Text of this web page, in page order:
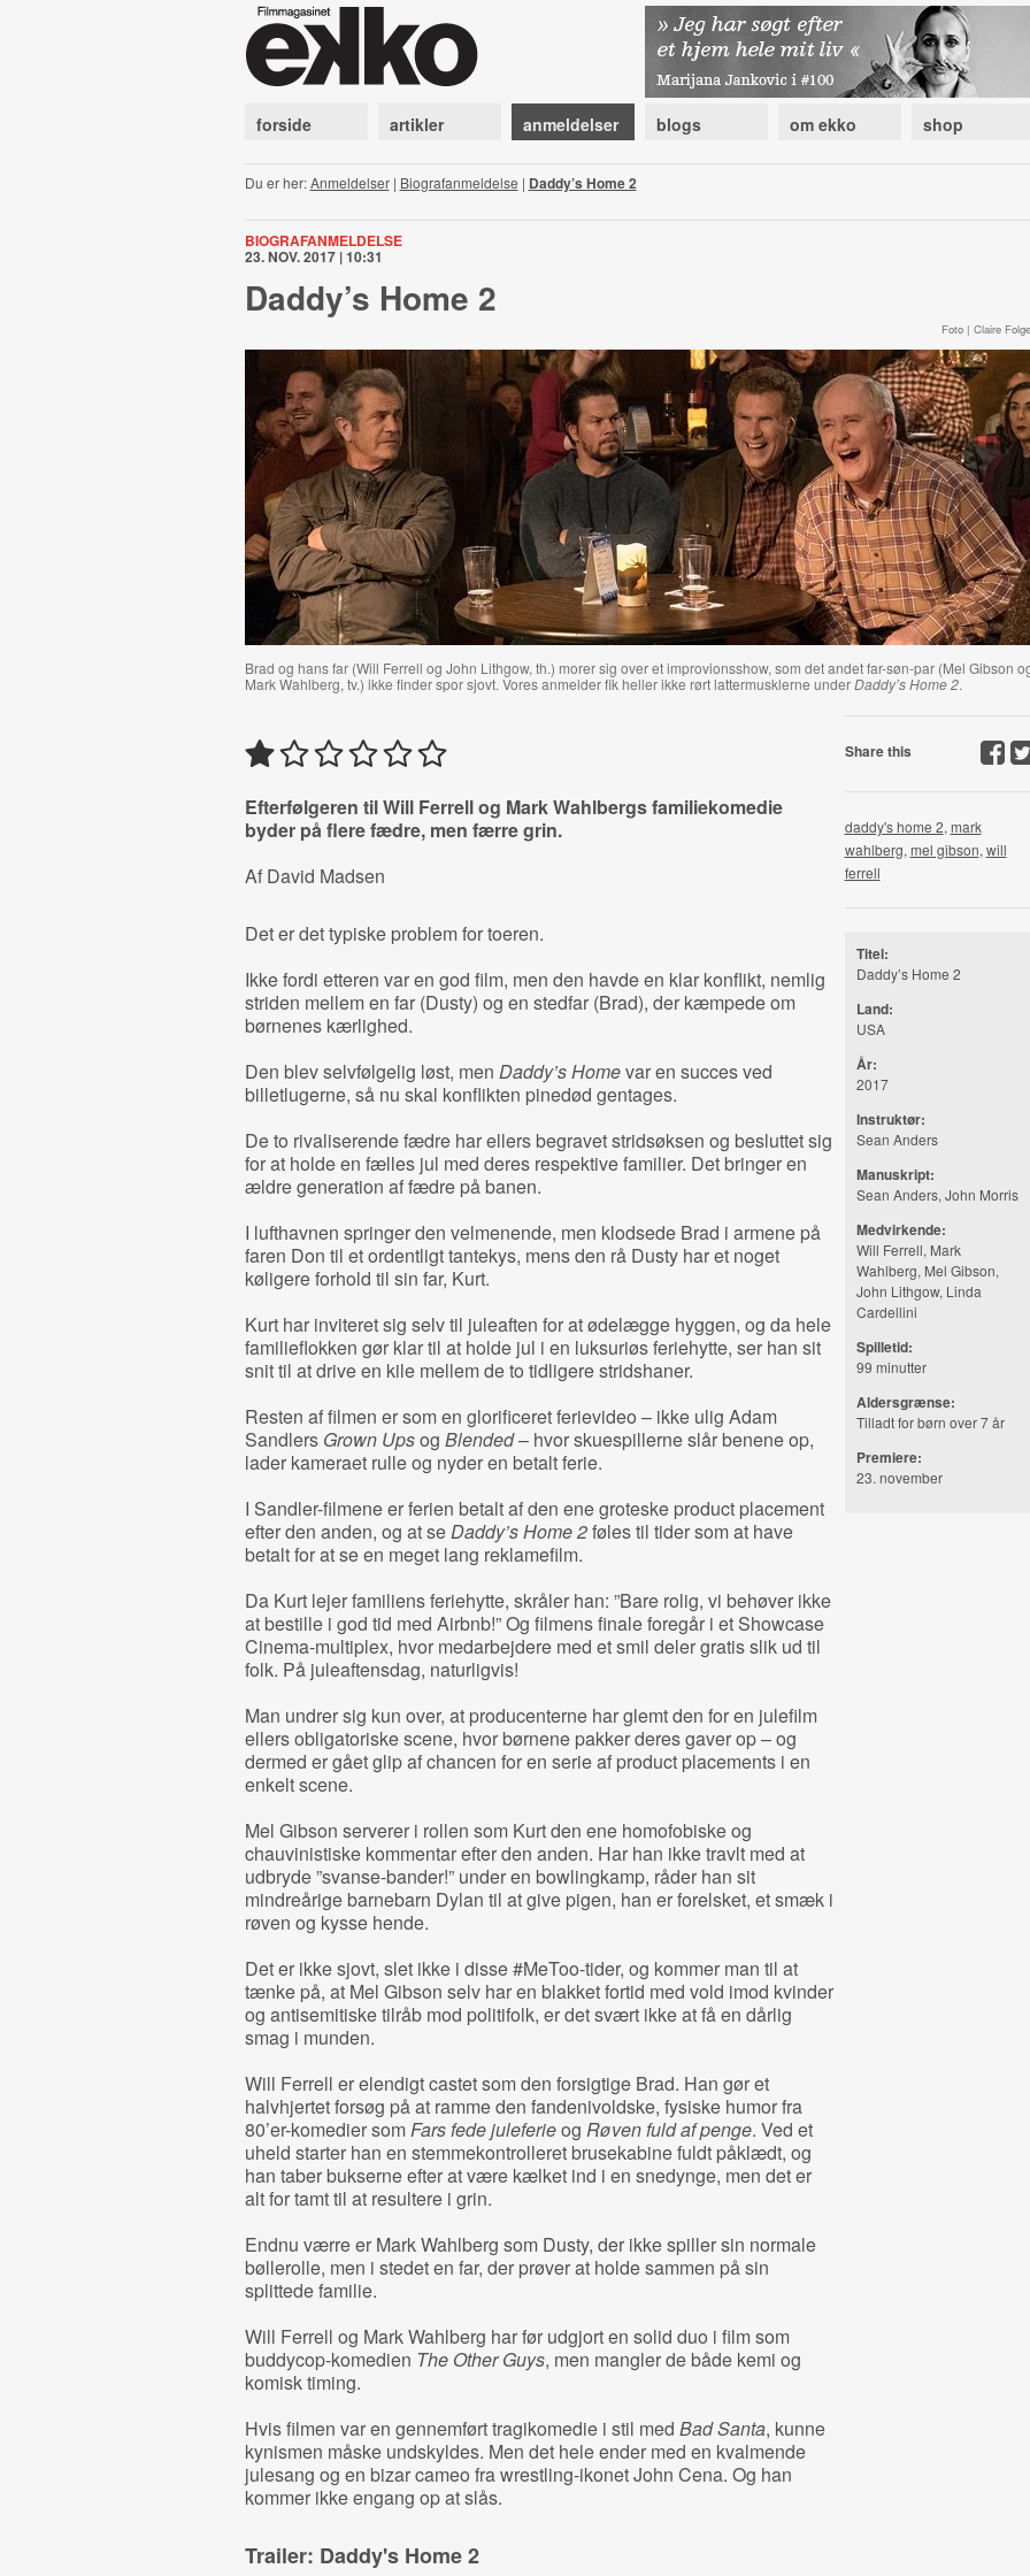
forside artikler anmeldelser blogs om ekko shop
Du er her:Anmeldelser| Biografanmeldelse | Daddy’s Home 2
BIOGRAFANMELDELSE
23. NOV. 2017 | 10:31
Daddy’s Home 2
Foto | Claire
Brad og hans far (Will Ferrell og John Lithgow, th.) morer sig over et improvionsshow, som det andet far-søn-par (Mel Gibson
Mark Wahlberg, tv.) ikke finder spor sjovt. Vores anmelder fik heller ikke rørt lattermusklerne underDaddy’s Home 2.
Efterfølgeren til Will Ferrell og Mark Wahlbergs familiekomedie
byder på flere fædre, men færre grin.
Af David Madsen
Det er det typiske problem for toeren.
Ikke fordi etteren var en god film, men den havde en klar konflikt, nemlig
striden mellem en far (Dusty) og en stedfar (Brad), der kæmpede om
børnenes kærlighed.
Den blev selvfølgelig løst, men Daddy’s Homevar en succes ved
billetlugerne, så nu skal konflikten pinedød gentages.
De to rivaliserende fædre har ellers begravet stridsøksen og besluttet sig
for at holde en fælles jul med deres respektive familier. Det bringer en
ældre generation af fædre på banen.
I lufthavnen springer den velmenende, men klodsede Brad i armene på
faren Don til et ordentligt tantekys, mens den rå Dusty har et noget
køligere forhold til sin far, Kurt.
Kurt har inviteret sig selv til juleaften for at ødelægge hyggen, og da hele
familieflokken gør klar til at holde jul i en luksuriøs feriehytte, ser han sit
snit til at drive en kile mellem de to tidligere stridshaner.
Resten af filmen er som en glorificeret ferievideo – ikke ulig Adam
Sandlers Grown Upsog Blended– hvor skuespillerne slår benene op,
lader kameraet rulle og nyder en betalt ferie.
I Sandler-filmene er ferien betalt af den ene groteske product placement
efter den anden, og at seDaddy’s Home 2føles til tider som at have
betalt for at se en meget lang reklamefilm.
Da Kurt lejer familiens feriehytte, skråler han: ”Bare rolig, vi behøver ikke
at bestille i god tid med Airbnb!” Og filmens finale foregår i et Showcase
Cinema-multiplex, hvor medarbejdere med et smil deler gratis slik ud til
folk. På juleaftensdag, naturligvis!
Man undrer sig kun over, at producenterne har glemt den for en julefilm
ellers obligatoriske scene, hvor børnene pakker deres gaver op – og
dermed er gået glip af chancen for en serie af product placements i en
enkelt scene.
Mel Gibson serverer i rollen som Kurt den ene homofobiske og
chauvinistiske kommentar efter den anden. Har han ikke travlt med at
udbryde ”svanse-bander!” under en bowlingkamp, råder han sit
mindreårige barnebarn Dylan til at give pigen, han er forelsket, et smæk i
røven og kysse hende.
Det er ikke sjovt, slet ikke i disse #MeToo-tider, og kommer man til at
tænke på, at Mel Gibson selv har en blakket fortid med vold imod kvinder
og antisemitiske tilråb mod politifolk, er det svært ikke at få en dårlig
smag i munden.
Will Ferrell er elendigt castet som den forsigtige Brad. Han gør et
halvhjertet forsøg på at ramme den fandenivoldske, fysiske humor fra
80’er-komedier somFars fede juleferieog Røven fuld af penge. Ved et
uheld starter han en stemmekontrolleret brusekabine fuldt påklædt, og
han taber bukserne efter at være kælket ind i en snedynge, men det er
alt for tamt til at resultere i grin.
Endnu værre er Mark Wahlberg som Dusty, der ikke spiller sin normale
bøllerolle, men i stedet en far, der prøver at holde sammen på sin
splittede familie.
Will Ferrell og Mark Wahlberg har før udgjort en solid duo i film som
buddycop-komedien The Other Guys, men mangler de både kemi og
komisk timing.
Hvis filmen var en gennemført tragikomedie i stil med Bad Santa, kunne
kynismen måske undskyldes. Men det hele ender med en kvalmende
julesang og en bizar cameo fra wrestling-ikonet John Cena. Og han
kommer ikke engang op at slås.
Trailer: Daddy's Home 2
Share this
daddy's home 2, mark
wahlberg, mel gibson, will
ferrell
Titel:
Daddy’s Home 2
Land:
USA
År:
2017
Instruktør:
Sean Anders
Manuskript:
Sean Anders, John Morris
Medvirkende:
Will Ferrell, Mark
Wahlberg, Mel Gibson,
John Lithgow, Linda
Cardellini
Spilletid:
99 minutter
Aldersgrænse:
Tilladt for børn over 7 år
Premiere:
23. november